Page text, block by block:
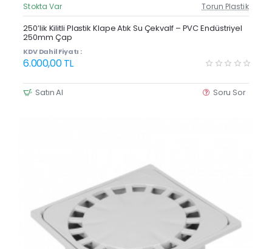
Güncel Fiyat
Yeni Ürün
Stokta Var Torun Plastik
250’lik Kilitli Plastik Klape Atık Su Çekvalf – PVC Endüstriyel
250mm Çap
KDV Dahil Fiyatı :
6.000,00 TL
Satın Al Soru Sor